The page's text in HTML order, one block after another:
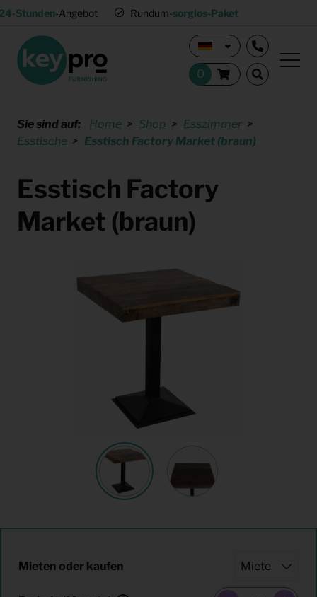
Stunden-Angebot Rundum-sorglos-Paket
Sie sind auf: Home Shop
Esszimmer
Esstische
Esstisch Factory Market (braun)
Esstisch Factory
Market (braun)
Mieten oder kaufen